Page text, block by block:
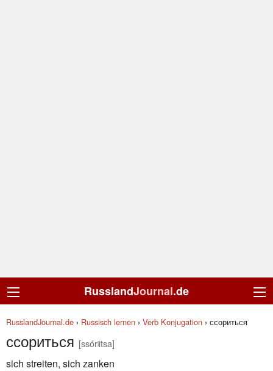
RusslandJournal.de
RusslandJournal.de › Russisch lernen › Verb Konjugation › ссориться
ссориться [ssórʲitsa]
sich streiten, sich zanken